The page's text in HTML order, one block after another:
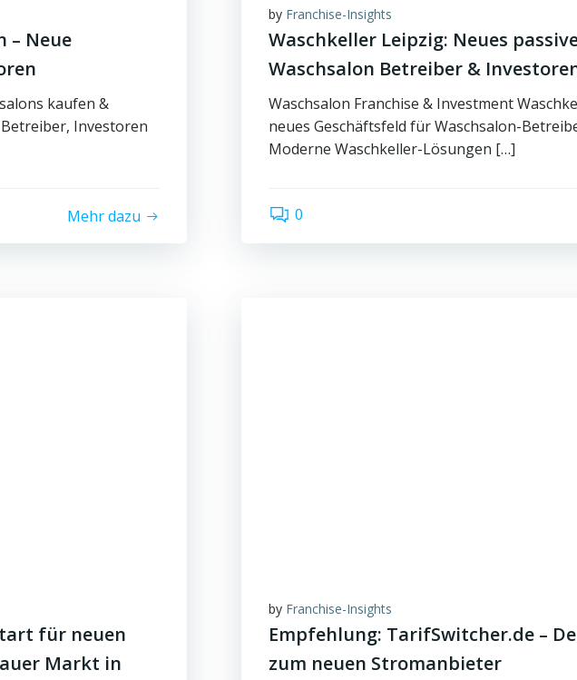
– Neue
kaufen &
Investoren
Mehr dazu
by Franchise-Insights
Waschkeller Leipzig: Neues
Waschsalon Betreiber &
Waschsalon Franchise & Investment
neues Geschäftsfeld für Waschsalon-
Moderne Waschkeller-Lösungen […]
0
für neuen
Markt in
by Franchise-Insights
Empfehlung: TarifSwitcher.de –
zum neuen Stromanbieter